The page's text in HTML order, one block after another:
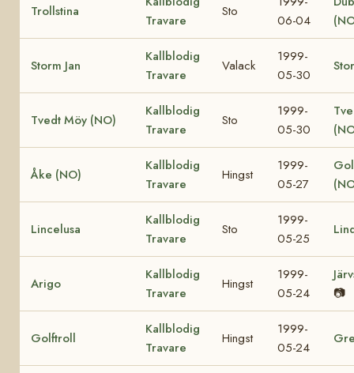
Trollstina
Travare
Sto
06-04
Storm Jan
Kallblodig
Travare
Valack
1999-
05-30
Tvedt Möy (NO)
Kallblodig
Travare
Sto
1999-
05-30
Åke (NO)
Kallblodig
Travare
Hingst
1999-
05-27
Lincelusa
Kallblodig
Travare
Sto
1999-
05-25
Arigo
Kallblodig
Travare
Hingst
1999-
05-24
📷
Golftroll
Kallblodig
Travare
Hingst
1999-
05-24